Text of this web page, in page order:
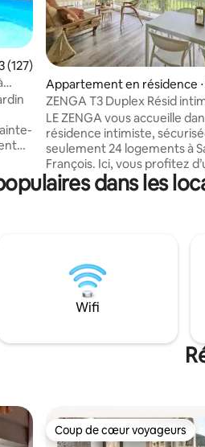
moyenne sur la base de 127
(127)
ou
Appartement en résidence ⋅
nt-François
ZENGA T3 Duplex Résid
plage 5mn
LE ZENGA vous accueille
résidence intimiste,
seulement 24 logements à
François. Ici, vous profitez
calme et résidentiel, loin
résidences touristiques
individuelle. La plage des
les commerces et les
accessibles en quelques
seulement en voiture.
dans les
Wifi
Coup de cœur voyageurs
Coup de cœur voyageurs